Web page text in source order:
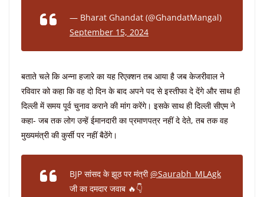
— Bharat Ghandat (@GhandatMangal)
September 15, 2024
बताते चले कि अन्ना हजारे का यह रिएक्शन तब आया है जब केजरीवाल ने
रविवार को कहा कि वह दो दिन के बाद अपने पद से इस्तीफा दे देंगे और साथ ही
दिल्ली में समय पूर्व चुनाव कराने की मांग करेंगे। इसके साथ ही दिल्ली सीएम ने
कहा- जब तक लोग उन्हें ईमानदारी का प्रमाणपत्र नहीं दे देते, तब तक वह
मुख्यमंत्री की कुर्सी पर नहीं बैठेंगे।
BJP सांसद के झूठ पर मंत्री@Saurabh_MLAgk
जी का दमदार जवाब 🔥👇